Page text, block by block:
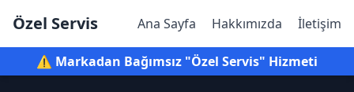
Özel Servis Ana Sayfa Hakkımızda İletişim
⚠️ Markadan Bağımsız "Özel Servis" Hizmeti